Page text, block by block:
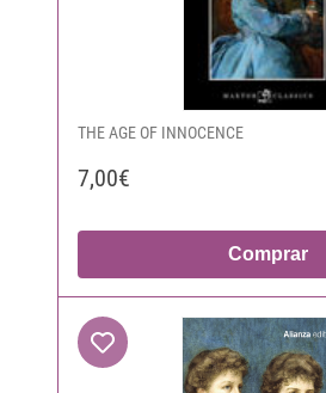
THE AGE OF INNOCENCE
7,00€
Comprar